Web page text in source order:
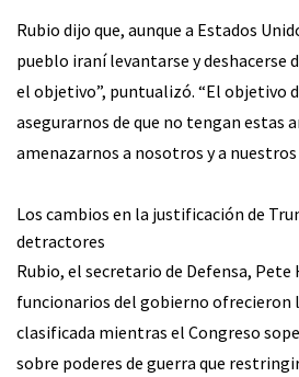
Rubio dijo que, aunque a Estados
pueblo iraní levantarse y deshacerse
el objetivo”, puntualizó. “El objetivo
asegurarnos de que no tengan estas
amenazarnos a nosotros y a
Los cambios en la justificación de
detractores
Rubio, el secretario de Defensa,
funcionarios del gobierno ofrecieron
clasificada mientras el Congreso
sobre poderes de guerra que